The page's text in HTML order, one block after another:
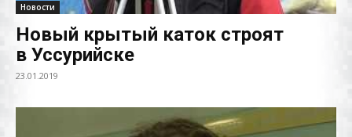
Новости
Новый крытый каток строят
в Уссурийске
23.01.2019